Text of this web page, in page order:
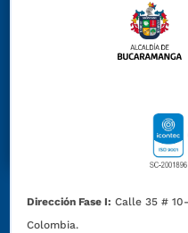
Dirección Fase I: Calle 35 #
Colombia.